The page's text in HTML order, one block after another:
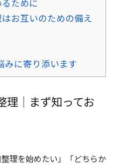
ために
お互いのための備え
みに寄り添います
理｜まず知ってお
理を始めたい」「どちらか